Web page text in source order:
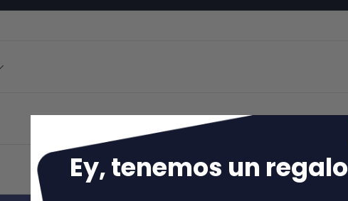
Volver al principio
Ey, tenemos un regalo